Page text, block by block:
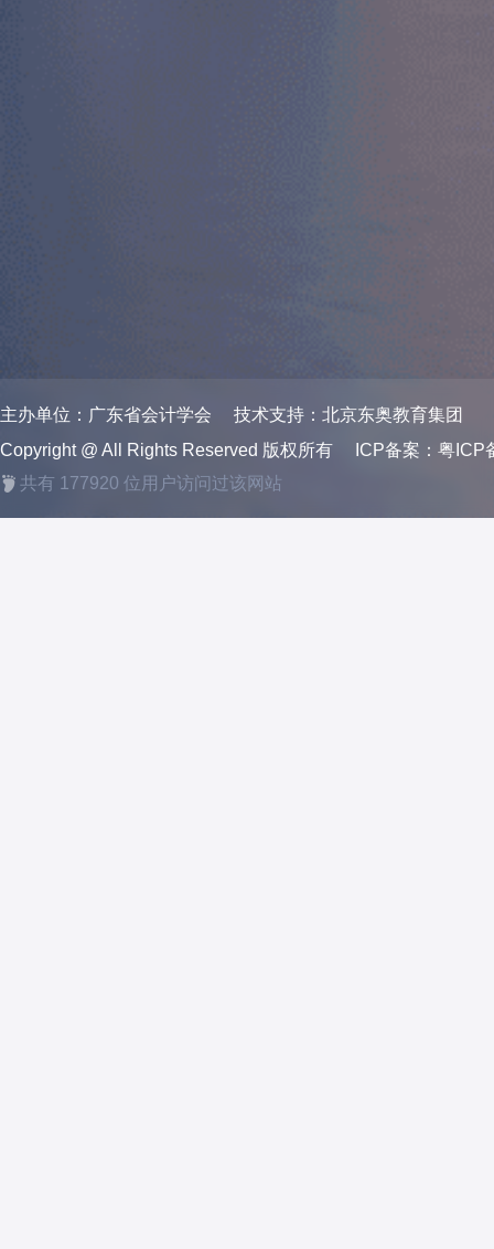
主办单位：广东省会计学会
技术支持：北京东奥教育集团
Copyright @ All Rights Reserved 版权所有
ICP备案：粤ICP
共有 177920 位用户访问过该网站